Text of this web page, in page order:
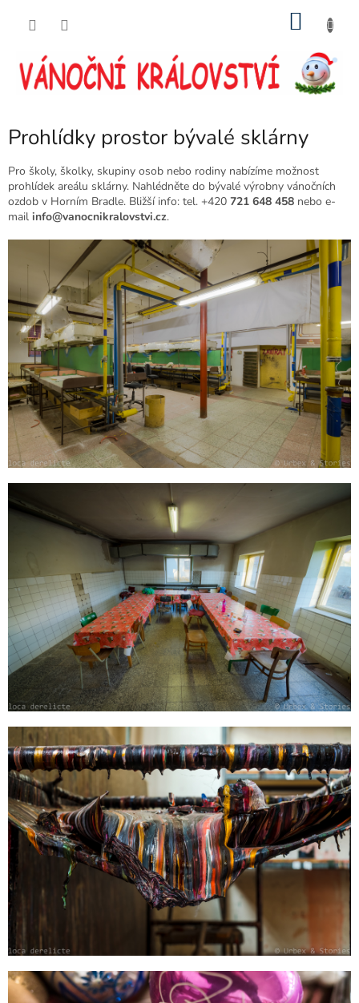
Prohlídky prostor bývalé sklárny
Pro školy, školky, skupiny osob nebo rodiny nabízíme možnost
prohlídek areálu sklárny. Nahlédněte do bývalé výrobny vánočních
ozdob v Horním Bradle. Bližší info: tel. +420 721 648 458 nebo e-
mail info@vanocnikralovstvi.cz.